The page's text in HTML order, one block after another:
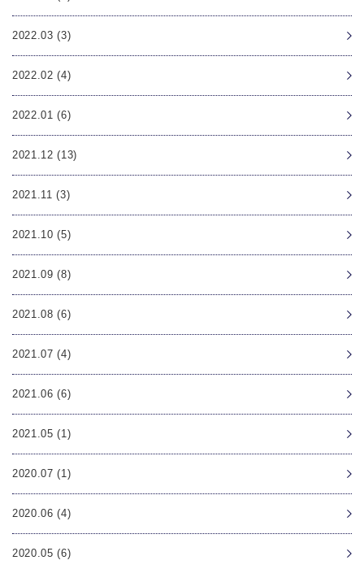
2022.03 (3)
2022.02 (4)
2022.01 (6)
2021.12 (13)
2021.11 (3)
2021.10 (5)
2021.09 (8)
2021.08 (6)
2021.07 (4)
2021.06 (6)
2021.05 (1)
2020.07 (1)
2020.06 (4)
2020.05 (6)